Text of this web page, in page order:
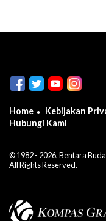
Home Kebijakan
Hubungi Kami
© 1982 - 2026, Bentara
All Rights Reserved.